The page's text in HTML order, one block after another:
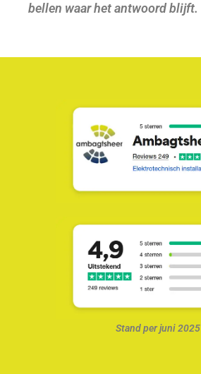
bellen waar het antwoord blijft.
Stand per juni 2025